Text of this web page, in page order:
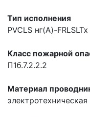
Тип исполнения
PVCLS нг(A)-FRLSLTx
Класс пожарной
П1б.7.2.2.2
Материал